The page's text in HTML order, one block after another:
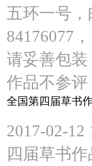
五环一号，
84176077
请妥善包
作品不参
全国第四届草书
2017-02-
四届草书